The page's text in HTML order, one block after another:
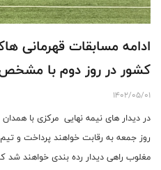
کشور در روز دوم با مشخص شدن 4
1402/05/01
در دیدار های نیمه نهایی مرکزی با
روز جمعه به رقابت خواهند پرداخت و
مغلوب راهی دیدار رده بندی خواهند شد